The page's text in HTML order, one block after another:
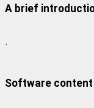
A brief
.
Software content